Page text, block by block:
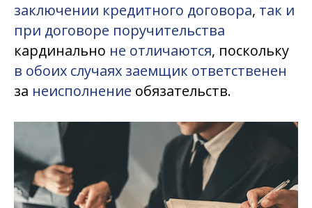
заключении кредитного договора, так и
при договоре поручительства
кардинально не отличаются, поскольку
в обоих случаях заемщик ответственен
за неисполнение обязательств.